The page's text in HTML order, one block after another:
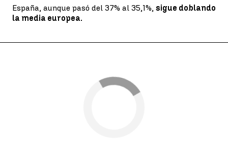
España, aunque pasó del 37% al 35,1%, sigue doblando
la media europea.